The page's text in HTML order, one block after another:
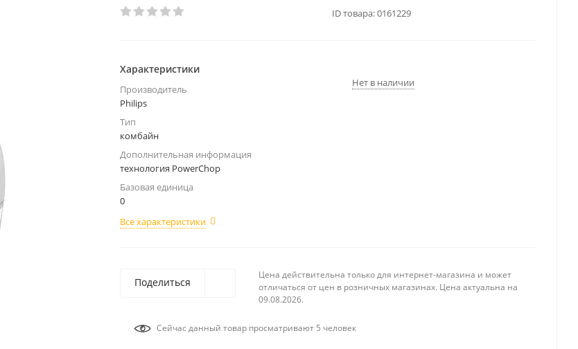
ID товара:0161229
Характеристики
Производитель
Philips
Тип
комбайн
Дополнительная информация
технология PowerChop
Базовая единица
0
Все характеристики
Нет в наличии
Поделиться
Цена действительна только для интернет-магазина и может
отличаться от цен в розничных магазинах. Цена актуальна на
09.08.2026.
Сейчас данный товар просматривают 5 человек